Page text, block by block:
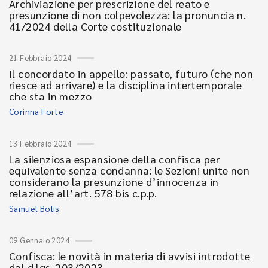
Archiviazione per prescrizione del reato e
presunzione di non colpevolezza: la pronuncia n.
41/2024 della Corte costituzionale
21 Febbraio 2024
Il concordato in appello: passato, futuro (che non
riesce ad arrivare) e la disciplina intertemporale
che sta in mezzo
Corinna Forte
13 Febbraio 2024
La silenziosa espansione della confisca per
equivalente senza condanna: le Sezioni unite non
considerano la presunzione d’innocenza in
relazione all’art. 578 bis c.p.p.
Samuel Bolis
09 Gennaio 2024
Confisca: le novità in materia di avvisi introdotte